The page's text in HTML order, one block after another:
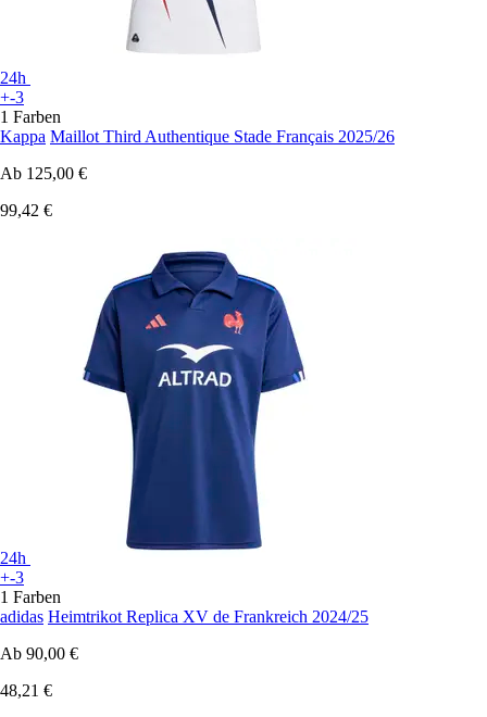
24h
+-3
1 Farben
Kappa Maillot Third Authentique Stade Français 2025/26
Ab 125,00 €
99,42 €
24h
+-3
1 Farben
adidas Heimtrikot Replica XV de Frankreich 2024/25
Ab 90,00 €
48,21 €